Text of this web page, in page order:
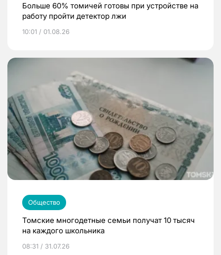
Больше 60% томичей готовы при устройстве на
работу пройти детектор лжи
10:01 / 01.08.26
Общество
Томские многодетные семьи получат 10 тысяч
на каждого школьника
08:31 / 31.07.26